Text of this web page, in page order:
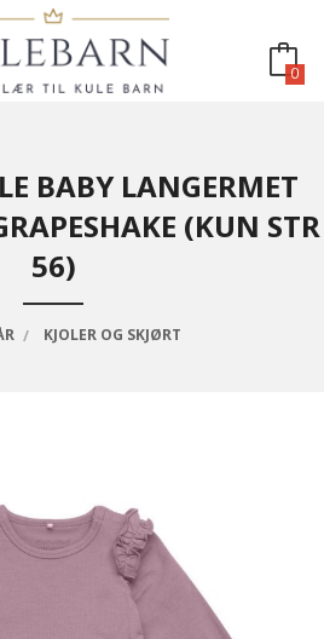
0
BABY LANGERMET
(KUN STR
56)
KJOLER OG SKJØRT